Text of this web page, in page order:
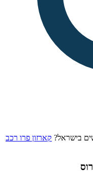
בישראל? קארזון פרו רכב